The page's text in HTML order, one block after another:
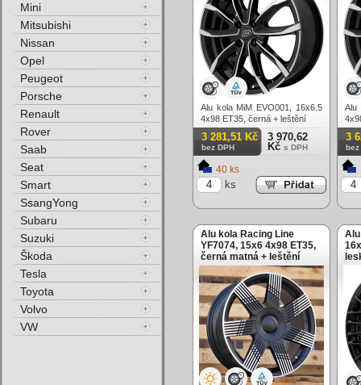
Alu kola MiM EVO001, 16x6.5
4x98 ET35, černá + leštění
3 281,51 Kč
bez DPH
3 970,62
Kč s DPH
40 ks
ks
Alu
3
bez
Alu kola Racing Line
YF7074, 15x6 4x98 ET35,
černá matná + leštění
Mini
Mitsubishi
Nissan
Opel
Peugeot
Porsche
Renault
Rover
Saab
Seat
Smart
SsangYong
Subaru
Suzuki
Škoda
Tesla
Toyota
Volvo
VW